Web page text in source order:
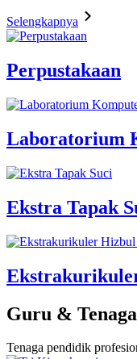
Selengkapnya
Perpustakaan
Laboratorium
Ekstra Tapak
Guru &
Tenaga pendidik